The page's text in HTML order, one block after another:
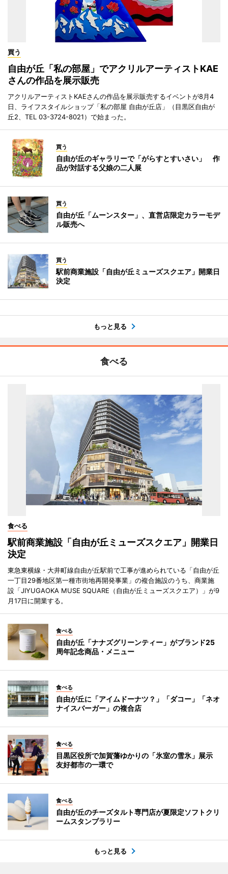
買う
自由が丘「私の部屋」でアクリルアーティストKAE
さんの作品を展示販売
アクリルアーティストKAEさんの作品を展示販売するイベントが8月4
日、ライフスタイルショップ「私の部屋 自由が丘店」（目黒区自由が
丘2、TEL 03-3724-8021）で始まった。
買う
自由が丘のギャラリーで「がらすとすいさい」 作
品が対話する父娘の二人展
買う
自由が丘「ムーンスター」、直営店限定カラーモデ
ル販売へ
買う
駅前商業施設「自由が丘ミューズスクエア」開業日
決定
もっと見る
食べる
食べる
駅前商業施設「自由が丘ミューズスクエア」開業日
決定
東急東横線・大井町線自由が丘駅前で工事が進められている「自由が丘
一丁目29番地区第一種市街地再開発事業」の複合施設のうち、商業施
設「JIYUGAOKA MUSE SQUARE（自由が丘ミューズスクエア）」が9
月17日に開業する。
食べる
自由が丘「ナナズグリーンティー」がブランド25
周年記念商品・メニュー
食べる
自由が丘に「アイムドーナツ？」「ダコー」「ネオ
ナイスバーガー」の複合店
食べる
目黒区役所で加賀藩ゆかりの「氷室の雪氷」展示
友好都市の一環で
食べる
自由が丘のチーズタルト専門店が夏限定ソフトクリ
ームスタンプラリー
もっと見る